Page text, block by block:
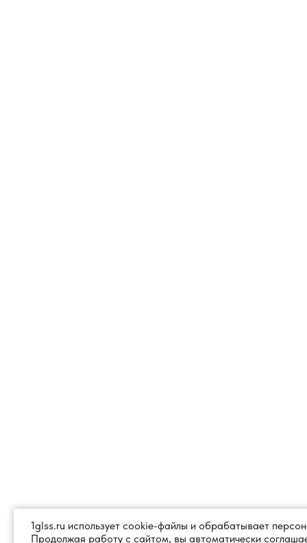
1glss.ru использует cookie-файлы и обрабатывает
Продолжая работу с сайтом, вы автоматически